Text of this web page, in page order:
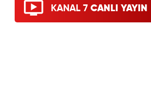
KANAL 7 CANLI YAYIN